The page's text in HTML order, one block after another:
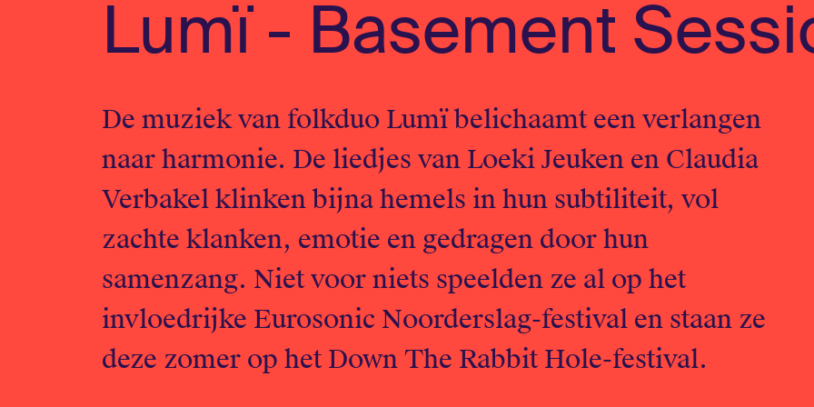
Lumï - Basement
De muziek van folkduo Lumï belichaamt een verlangen
naar harmonie. De liedjes van Loeki Jeuken en Claudia
Verbakel klinken bijna hemels in hun subtiliteit, vol
zachte klanken, emotie en gedragen door hun
samenzang. Niet voor niets speelden ze al op het
invloedrijke Eurosonic Noorderslag-festival en staan ze
deze zomer op het Down The Rabbit Hole-festival.